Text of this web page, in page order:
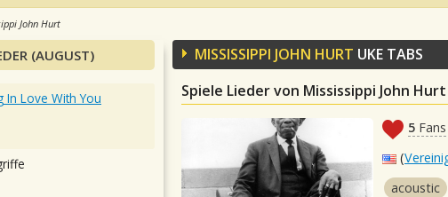
John Hurt
MISSISSIPPI JOHN HURT UKE TABS
Spiele Lieder von Mississippi John
5 Fans
(
acoustic
(AUGUST)
In Love With You